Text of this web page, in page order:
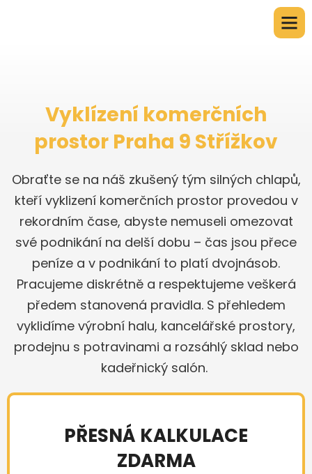
Vyklízení komerčních
prostor Praha 9 Střížkov
Obraťte se na náš zkušený tým silných chlapů,
kteří vyklizení komerčních prostor provedou v
rekordním čase, abyste nemuseli omezovat
své podnikání na delší dobu – čas jsou přece
peníze a v podnikání to platí dvojnásob.
Pracujeme diskrétně a respektujeme veškerá
předem stanovená pravidla. S přehledem
vyklidíme výrobní halu, kancelářské prostory,
prodejnu s potravinami a rozsáhlý sklad nebo
kadeřnický salón.
PŘESNÁ KALKULACE
ZDARMA